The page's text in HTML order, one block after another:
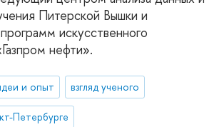
Питерской Вышки и
искусственного
нефти».
и опыт взгляд ученого
Петербурге